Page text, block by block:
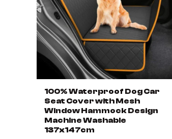
100% Waterproof Dog Car
Seat Cover with Mesh
Window Hammock Design
Machine Washable
137x147cm